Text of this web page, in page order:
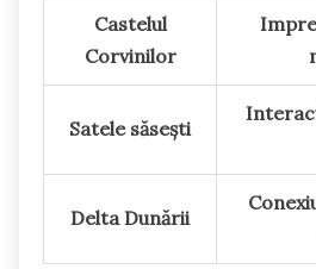
Castelul
Corvinilor
Satele săsești
Delta Dunării